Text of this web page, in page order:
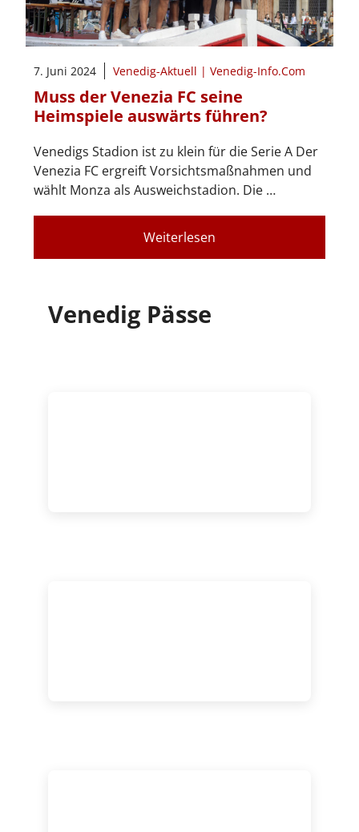
7. Juni 2024 Venedig-Aktuell | Venedig-Info.Com
Muss der Venezia FC seine
Heimspiele auswärts führen?
Venedigs Stadion ist zu klein für die Serie A Der
Venezia FC ergreift Vorsichtsmaßnahmen und
wählt Monza als Ausweichstadion. Die …
Weiterlesen
Venedig Pässe